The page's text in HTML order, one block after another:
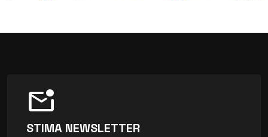
mark_email_unread
STIMA NEWSLETTER